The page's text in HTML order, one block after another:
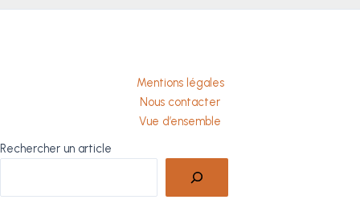
Mentions légales
Nous contacter
Vue d’ensemble
Rechercher un article